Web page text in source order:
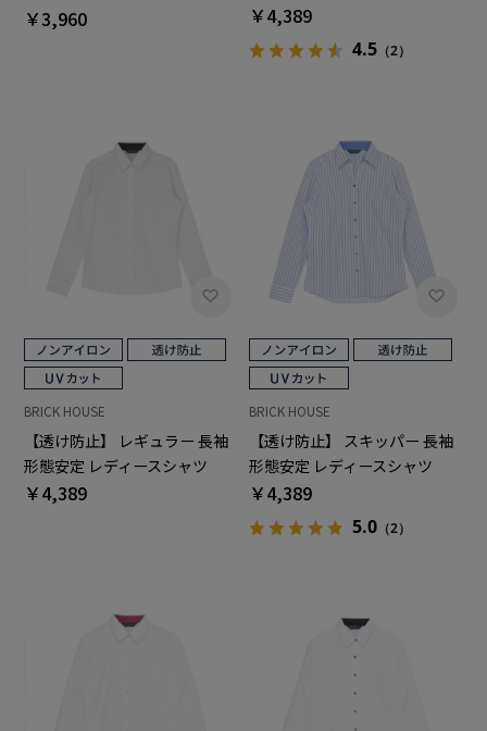
無地
￥3,960 ￥4,389
4.5 （2）
BRICK HOUSE
【透け防止】 レギュラー 長袖
形態安定 レディースシャツ
￥4,389
BRICK HOUSE
【透け防止】 スキッパー 長袖
形態安定 レディースシャツ
￥4,389
5.0 （2）